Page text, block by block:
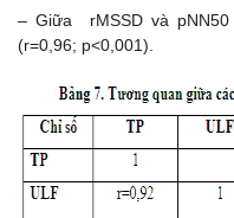
– Giữa rMSSD và
(r=0,96; p<0,001).